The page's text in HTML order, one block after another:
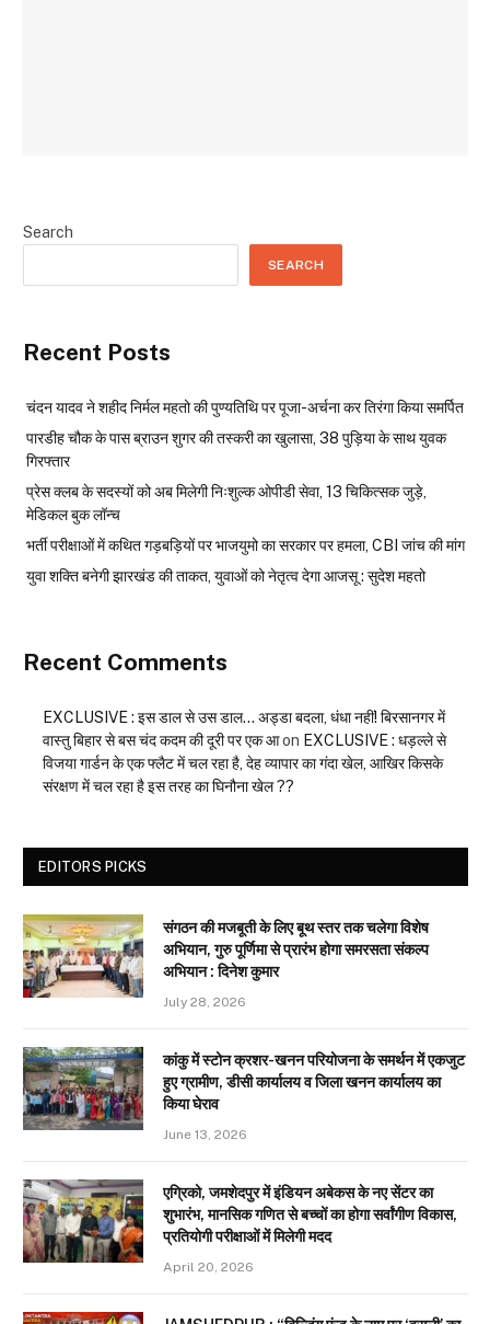
Search
SEARCH
Recent Posts
चंदन यादव ने शहीद निर्मल महतो की पुण्यतिथि पर पूजा-अर्चना कर तिरंगा किया समर्पित
पारडीह चौक के पास ब्राउन शुगर की तस्करी का खुलासा, 38 पुड़िया के साथ युवक
गिरफ्तार
प्रेस क्लब के सदस्यों को अब मिलेगी निःशुल्क ओपीडी सेवा, 13 चिकित्सक जुड़े,
मेडिकल बुक लॉन्च
भर्ती परीक्षाओं में कथित गड़बड़ियों पर भाजयुमो का सरकार पर हमला, CBI जांच की मांग
युवा शक्ति बनेगी झारखंड की ताकत, युवाओं को नेतृत्व देगा आजसू : सुदेश महतो
Recent Comments
EXCLUSIVE : इस डाल से उस डाल… अड्डा बदला, धंधा नहीं! बिरसानगर में
वास्तु बिहार से बस चंद कदम की दूरी पर एक आon EXCLUSIVE : धड़ल्ले से
विजया गार्डन के एक फ्लैट में चल रहा है, देह व्यापार का गंदा खेल, आखिर किसके
संरक्षण में चल रहा है इस तरह का घिनौना खेल ??
EDITORS PICKS
संगठन की मजबूती के लिए बूथ स्तर तक चलेगा विशेष
अभियान, गुरु पूर्णिमा से प्रारंभ होगा समरसता संकल्प
अभियान : दिनेश कुमार
July 28, 2026
कांकु में स्टोन क्रशर-खनन परियोजना के समर्थन में एकजुट
हुए ग्रामीण, डीसी कार्यालय व जिला खनन कार्यालय का
किया घेराव
June 13, 2026
एग्रिको, जमशेदपुर में इंडियन अबेकस के नए सेंटर का
शुभारंभ, मानसिक गणित से बच्चों का होगा सर्वांगीण विकास,
प्रतियोगी परीक्षाओं में मिलेगी मदद
April 20, 2026